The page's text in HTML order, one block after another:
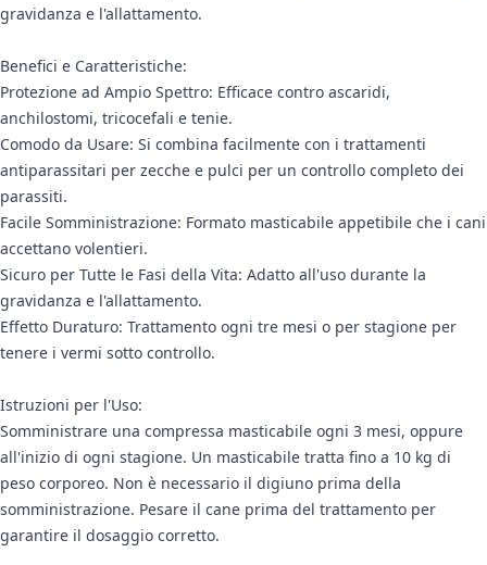
gravidanza e l'allattamento.
Benefici e Caratteristiche:
Protezione ad Ampio Spettro: Efficace contro ascaridi,
anchilostomi, tricocefali e tenie.
Comodo da Usare: Si combina facilmente con i trattamenti
antiparassitari per zecche e pulci per un controllo completo dei
parassiti.
Facile Somministrazione: Formato masticabile appetibile che i cani
accettano volentieri.
Sicuro per Tutte le Fasi della Vita: Adatto all'uso durante la
gravidanza e l'allattamento.
Effetto Duraturo: Trattamento ogni tre mesi o per stagione per
tenere i vermi sotto controllo.
Istruzioni per l'Uso:
Somministrare una compressa masticabile ogni 3 mesi, oppure
all'inizio di ogni stagione. Un masticabile tratta fino a 10 kg di
peso corporeo. Non è necessario il digiuno prima della
somministrazione. Pesare il cane prima del trattamento per
garantire il dosaggio corretto.